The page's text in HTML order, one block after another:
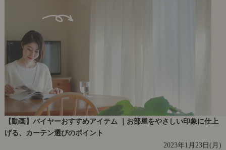
【動画】バイヤーおすすめアイテム ｜お部屋をやさしい印象に仕上
げる、カーテン選びのポイント
2023年1月23日(月)